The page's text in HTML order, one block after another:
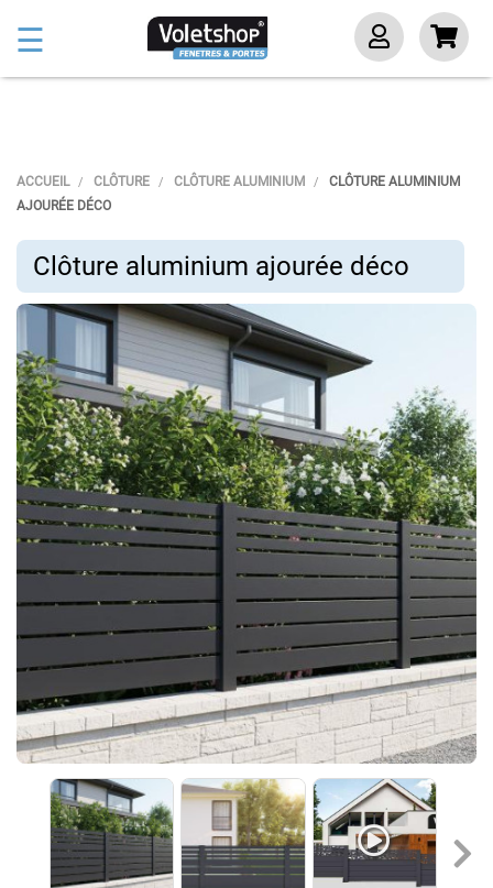
Basculer
la
☰
ACCUEIL CLÔTURE CLÔTURE ALUMINIUM
CLÔTURE ALUMINIUM
AJOURÉE DÉCO
Clôture aluminium ajourée déco